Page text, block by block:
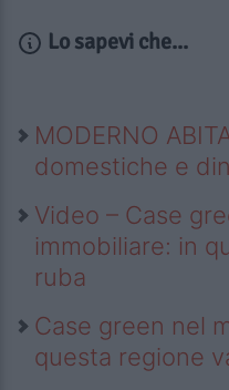
Lo sapevi che...
MODERNO
domestiche e
Video – Case
immobiliare: in
ruba
Case green nel
questa regione